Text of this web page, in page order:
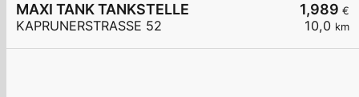
1,989 €
10,0 km
MAXI TANK TANKSTELLE
KAPRUNERSTRASSE 52